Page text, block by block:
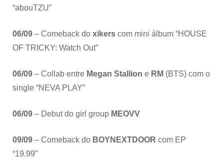
“abouTZU”
06/09 – Comeback do xikers com mini álbum “HOUSE
OF TRICKY: Watch Out”
06/09 – Collab entre Megan Stallion e RM (BTS) com o
single “NEVA PLAY”
06/09 – Debut do girl group MEOVV
09/09 – Comeback do BOYNEXTDOOR com EP
“19.99”